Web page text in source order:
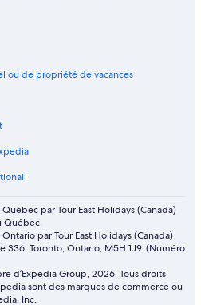
ou de propriété de vacances
par Tour East Holidays (Canada)
Québec.
par Tour East Holidays (Canada)
336, Toronto, Ontario, M5H 1J9. (Numéro
d’Expedia Group, 2026. Tous droits
sont des marques de commerce ou
Inc.